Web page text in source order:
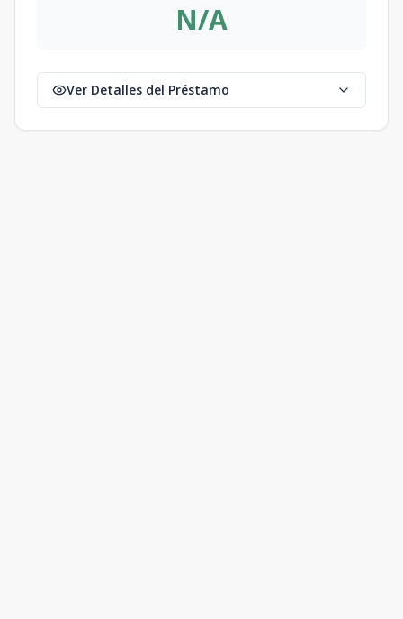
N/A
Ver Detalles del Préstamo